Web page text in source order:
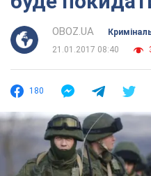
OBOZ.UA
21.01.2017 08:40
180